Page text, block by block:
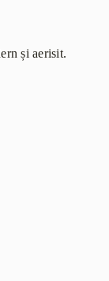
și aerisit.